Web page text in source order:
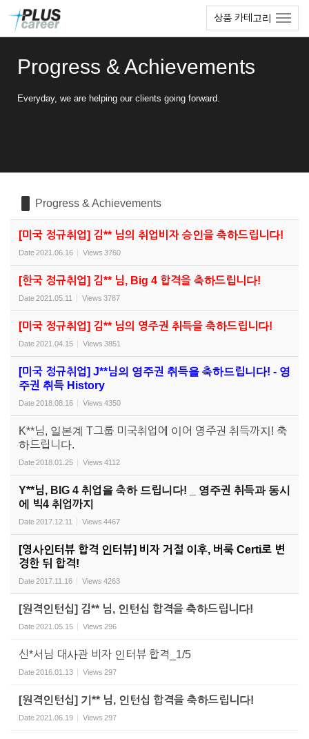
상품 카테고리
Progress & Achievements
Everyday, we are helping our clients going forward.
Progress & Achievements
[미국 정규취업] 김** 님의 취업비자 승인을 축하드립니다!
Date2021.06.16 Views 3760
[한국 정규취업] 김** 님, Big 4 합격을 축하드립니다!
Date2021.05.11 Views 3787
[미국 정규취업] 김** 님의 영주권 취득을 축하드립니다!
Date2021.04.15 Views 3851
[미국 정규취업] J**님의 영주권 취득을 축하드립니다! - 영
주권 취득 History
Date2018.08.16 Views 4350
K**님, 일본계 T그룹 미국취업에 이어 영주권 취득까지! 축
하드립니다.
Date2018.01.25 Views 4112
Y**님, BIG 4 취업을 축하 드립니다! _ 영주권 취득과 동시
에 빅4 취업까지
Date2017.12.11 Views 4467
[영사인터뷰 합격 인터뷰] 비자 거절 이후, 버룩 Certi로 변
경한 뒤 합격!
Date2017.11.16 Views 4263
[원격인턴십] 김** 님, 인턴십 합격을 축하드립니다!
Date2021.05.15 Views 296
신*서님 대사관 비자 인터뷰 합격_1/5
Date2016.01.13 Views 297
[원격인턴십] 기** 님, 인턴십 합격을 축하드립니다!
Date2021.06.19 Views 297